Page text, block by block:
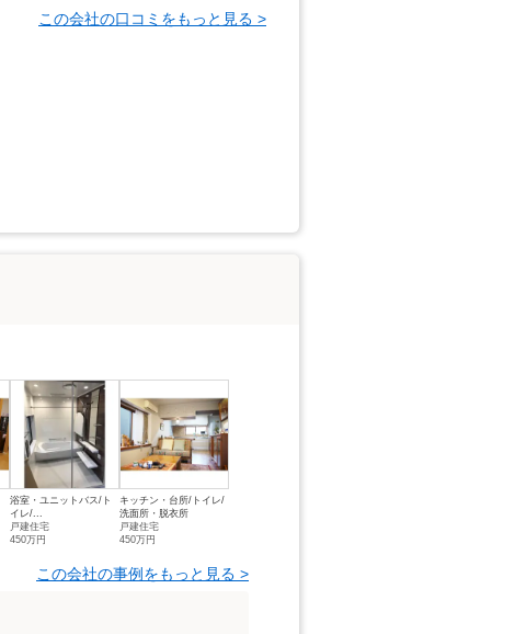
この会社の口コミをもっと見る >
浴室・ユニットバス/ト
イレ/...
戸建住宅
450万円
キッチン・台所/トイレ/
洗面所・脱衣所
戸建住宅
450万円
この会社の事例をもっと見る >